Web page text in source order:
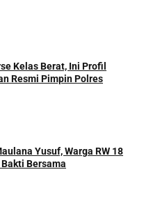
Kelas Berat, Ini Profil
Resmi Pimpin Polres
Yusuf, Warga RW 18
Bersama